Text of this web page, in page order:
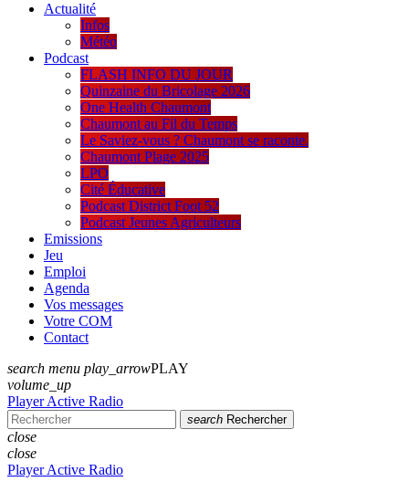
Actualité
Infos
Météo
Podcast
FLASH INFO DU JOUR
Quinzaine du Bricolage 2026
One Health Chaumont
Chaumont au Fil du Temps
Le Saviez-vous ? Chaumont se raconte.
Chaumont Plage 2025
LPO
Cité Éducative
Podcast District Foot 52
Podcast Jeunes Agriculteurs
Emissions
Jeu
Emploi
Agenda
Vos messages
Votre COM
Contact
search menu play_arrowPLAY
volume_up
Player Active Radio
search Rechercher
close
close
Player Active Radio